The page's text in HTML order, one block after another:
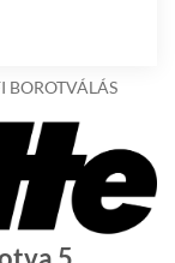
BOROTVÁLÁS